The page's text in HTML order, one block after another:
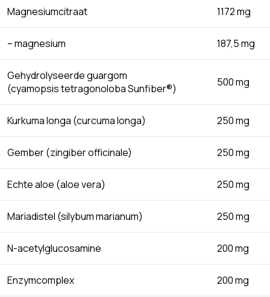
Magnesiumcitraat 1172 mg
– magnesium 187,5 mg
Gehydrolyseerde guargom
(cyamopsis tetragonoloba Sunfiber®)
500 mg
Kurkuma longa (curcuma longa) 250 mg
Gember (zingiber officinale) 250 mg
Echte aloe (aloe vera) 250 mg
Mariadistel (silybum marianum) 250 mg
N-acetylglucosamine 200 mg
Enzymcomplex 200 mg